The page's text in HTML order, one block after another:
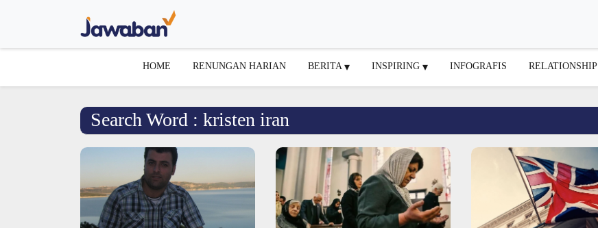
HOME RENUNGAN HARIAN BERITA INSPIRING INFOGRAFIS RELATIONSHIP
Search Word : kristen iran